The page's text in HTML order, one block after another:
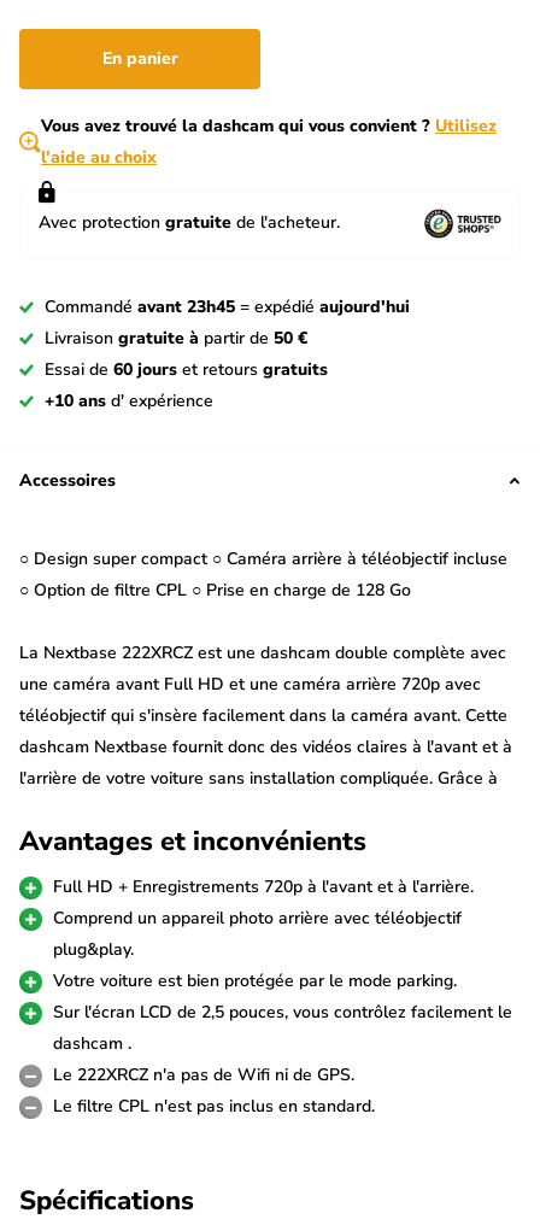
En panier
Vous avez trouvé la dashcam qui vous convient ? Utilisez
l'aide au choix
Avec protection gratuite de l'acheteur.
Commandé avant 23h45 = expédié aujourd'hui
Livraison gratuite à partir de 50 €
Essai de 60 jours et retours gratuits
+10 ans d' expérience
Accessoires
○ Design super compact ○ Caméra arrière à téléobjectif incluse
○ Option de filtre CPL ○ Prise en charge de 128 Go
La Nextbase 222XRCZ est une dashcam double complète avec
une caméra avant Full HD et une caméra arrière 720p avec
téléobjectif qui s'insère facilement dans la caméra avant. Cette
dashcam Nextbase fournit donc des vidéos claires à l'avant et à
l'arrière de votre voiture sans installation compliquée. Grâce à
prix, la 222XRCZ est idéale pour un usage quotidien.
Caméra avant Full HD et caméra arrière
avec téléobjectif
La caméra avant filme en Full HD 1080p pour que les plaques
d'immatriculation et les détails soient bien visibles. La caméra
arrière à téléobjectif fournie se branche directement sur le côté
de la dashcam. Cette caméra filme en 720p et dispose d'un
angle de vue plus étroit, ce qui lui permet de filmer précisément
compliquée.
Avantages et inconvénients
Full HD + Enregistrements 720p à l'avant et à l'arrière.
Comprend un appareil photo arrière avec téléobjectif
plug&play.
Votre voiture est bien protégée par le mode parking.
Sur l'écran LCD de 2,5 pouces, vous contrôlez facilement le
dashcam .
Le 222XRCZ n'a pas de Wifi ni de GPS.
Le filtre CPL n'est pas inclus en standard.
Spécifications